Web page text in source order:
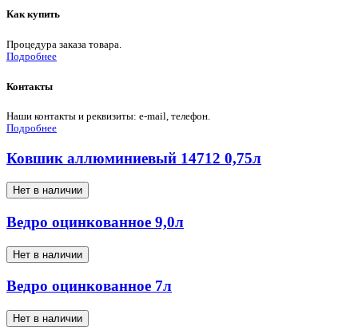
Как купить
Процедура заказа товара.
Подробнее
Контакты
Наши контакты и реквизиты: e-mail, телефон.
Подробнее
Ковшик аллюминиевый 14712 0,75л
Нет в наличии
Ведро оцинкованное 9,0л
Нет в наличии
Ведро оцинкованное 7л
Нет в наличии